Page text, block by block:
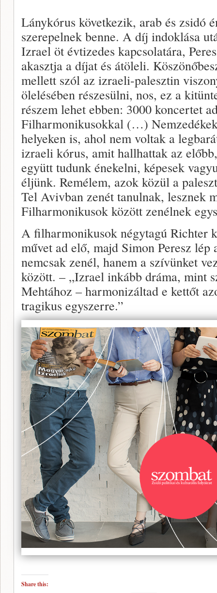
Lánykórus következik, arab és zsidó
szerepelnek benne. A díj indoklása
Izrael öt évtizedes kapcsolatára,
akasztja a díjat és átöleli.
mellett szól az izraeli-palesztin
ölelésében részesülni, nos, ez a
részem lehet ebben: 3000 koncertet
Filharmonikusokkal (…)
helyeken is, ahol nem voltak a
izraeli kórus, amit hallhattak az
együtt tudunk énekelni, képesek
éljünk. Remélem, azok közül a
Tel Avivban zenét tanulnak, lesznek
Filharmonikusok között zenélnek
A filharmonikusok négytagú Richter
művet ad elő, majd Simon Peresz
nemcsak zenél, hanem a szívünket
között. – „Izrael inkább dráma, mint
Mehtához – harmonizáltad e kettőt
tragikus egyszerre.”
Share this: